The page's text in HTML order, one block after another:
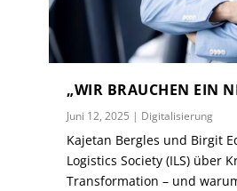
„WIR BRAUCHEN EIN
Juni 12, 2025 | Digitalisierung
Kajetan Bergles und Birgit
Logistics Society (ILS) über
Transformation – und